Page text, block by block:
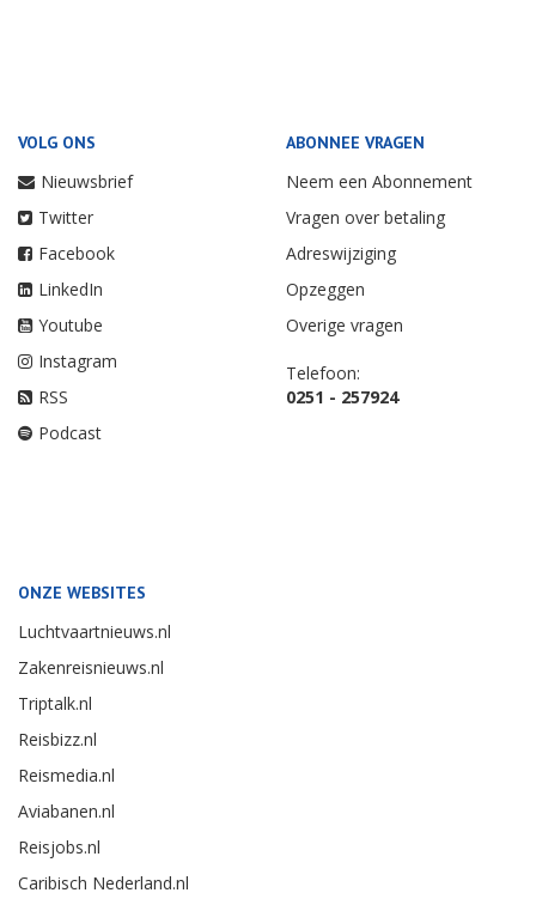
VOLG ONS
Nieuwsbrief
Twitter
Facebook
LinkedIn
Youtube
Instagram
RSS
Podcast
ABONNEE VRAGEN
Neem een Abonnement
Vragen over betaling
Adreswijziging
Opzeggen
Overige vragen
Telefoon:
0251 - 257924
ONZE WEBSITES
Luchtvaartnieuws.nl
Zakenreisnieuws.nl
Triptalk.nl
Reisbizz.nl
Reismedia.nl
Aviabanen.nl
Reisjobs.nl
Caribisch Nederland.nl